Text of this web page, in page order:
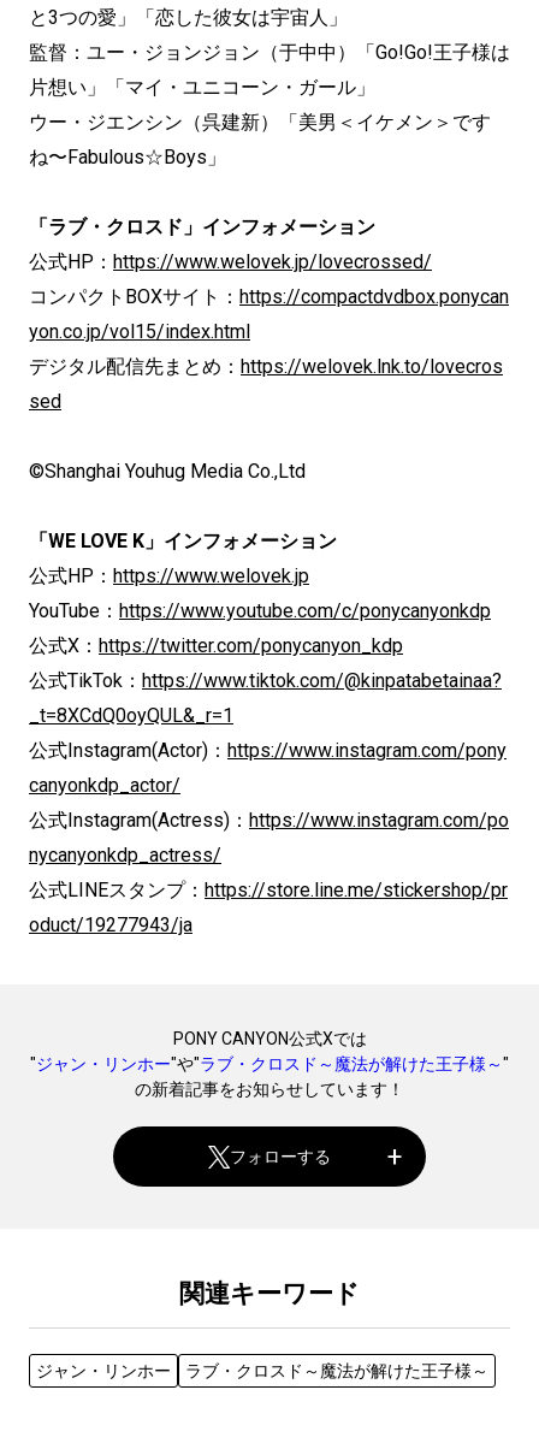
と3つの愛」「恋した彼女は宇宙人」
監督：ユー・ジョンジョン（于中中）「Go!Go!王子様は
片想い」「マイ・ユニコーン・ガール」
ウー・ジエンシン（呉建新）「美男＜イケメン＞です
ね〜Fabulous☆Boys」
「ラブ・クロスド」インフォメーション
公式HP： https://www.welovek.jp/lovecrossed/
コンパクトBOXサイト： https://compactdvdbox.ponycan
yon.co.jp/vol15/index.html
デジタル配信先まとめ： https://welovek.lnk.to/lovecros
sed
©Shanghai Youhug Media Co.,Ltd
「WE LOVE K」インフォメーション
公式HP： https://www.welovek.jp
YouTube： https://www.youtube.com/c/ponycanyonkdp
公式X： https://twitter.com/ponycanyon_kdp
公式TikTok： https://www.tiktok.com/@kinpatabetainaa?
_t=8XCdQ0oyQUL&_r=1
公式Instagram(Actor)： https://www.instagram.com/pony
canyonkdp_actor/
公式Instagram(Actress)： https://www.instagram.com/po
nycanyonkdp_actress/
公式LINEスタンプ： https://store.line.me/stickershop/pr
oduct/19277943/ja
PONY CANYON公式Xでは
"ジャン・リンホー"や"ラブ・クロスド～魔法が解けた王子様～"
の新着記事をお知らせしています！
フォローする
関連キーワード
ジャン・リンホー ラブ・クロスド～魔法が解けた王子様～